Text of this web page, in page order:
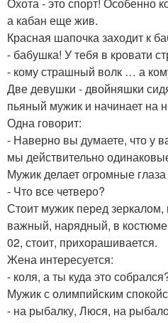
а кабан еще жив.
Красная шапочка заходит к
- бабушка! У тебя в кровати
- кому страшный волк … а
Две девушки - двойняшки
пьяный мужик и начинает на
Одна говорит:
- Наверно вы думаете, что у
мы действительно
Мужик делает огромные
- Что все четверо?
Стоит мужик перед зеркалом,
важный, нарядный, в костюме
02, стоит, прихорашивается.
Жена интересуется:
- коля, а ты куда это
Мужик с олимпийским
- на рыбалку, Люся, на